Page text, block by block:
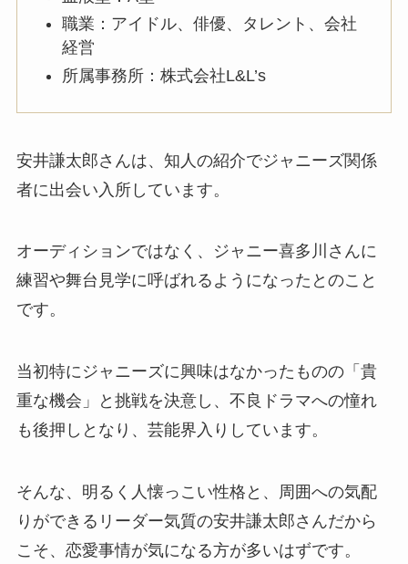
職業：アイドル、俳優、タレント、会社
経営
所属事務所：株式会社L&L’s
安井謙太郎さんは、知人の紹介でジャニーズ関係
者に出会い入所しています。
オーディションではなく、ジャニー喜多川さんに
練習や舞台見学に呼ばれるようになったとのこと
です。
当初特にジャニーズに興味はなかったものの「貴
重な機会」と挑戦を決意し、不良ドラマへの憧れ
も後押しとなり、芸能界入りしています。
そんな、明るく人懐っこい性格と、周囲への気配
りができるリーダー気質の安井謙太郎さんだから
こそ、恋愛事情が気になる方が多いはずです。